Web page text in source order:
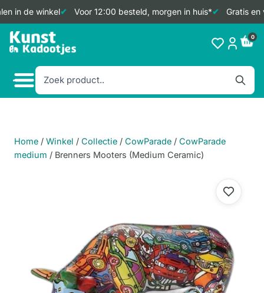
in de winkel Voor 12:00 besteld, morgen in huis* Gratis en
Doorgaan
naar
0
Home / Winkel / Collectie / CowParade / CowParade
medium / Brenners Mooters (Medium Ceramic)